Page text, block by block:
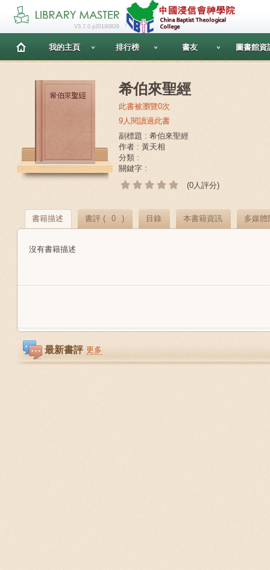
V3.7.0 p20190826
我的主頁 排行榜 書友 圖書館資
希伯來聖經
此書被瀏覽0次
9人閱讀過此書
副標題 : 希伯來聖經
作者 : 黃天相
分類 :
關鍵字 :
(0人評分)
書籍描述 書評 ( 0 ) 目錄 本書籍資訊 多媒體
沒有書籍描述
最新書評 更多